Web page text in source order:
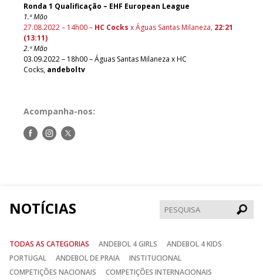
Ronda 1 Qualificação – EHF European League
1.ª Mão
27.08.2022 – 14h00 – HC Cocks x Águas Santas Milaneza, 22:21
(13:11)
2.ª Mão
03.09.2022 – 18h00 – Águas Santas Milaneza x HC
Cocks, andeboltv
Acompanha-nos:
Siga-Siga-Siga-
NOTÍCIAS
TODAS AS CATEGORIAS ANDEBOL 4 GIRLS
ANDEBOL 4 KIDS
PORTUGAL
ANDEBOL DE PRAIA
INSTITUCIONAL
COMPETIÇÕES NACIONAIS
COMPETIÇÕES INTERNACIONAIS